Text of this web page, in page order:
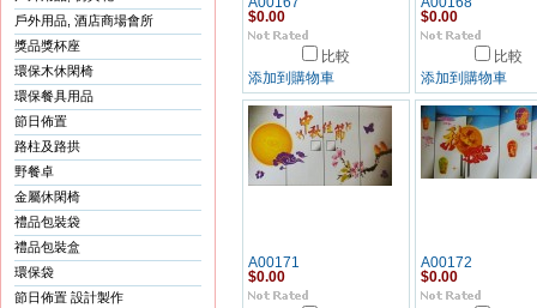
戶外用品, 酒店商場會所
獎品獎杯座
環保木休閑椅
環保餐具用品
節日佈置
路柱及路拱
野餐卓
金屬休閑椅
禮品包裝袋
禮品包裝盒
環保袋
節日佈置 設計製作
$0.00
比較
添加到購物車
$0.00
比較
添加到購物車
A00171
$0.00
A00172
$0.00